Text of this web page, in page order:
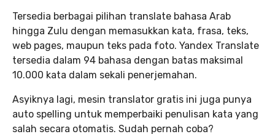
Tersedia berbagai pilihan translate bahasa Arab
hingga Zulu dengan memasukkan kata, frasa, teks,
web pages, maupun teks pada foto. Yandex Translate
tersedia dalam 94 bahasa dengan batas maksimal
10.000 kata dalam sekali penerjemahan.
Asyiknya lagi, mesin translator gratis ini juga punya
auto spelling untuk memperbaiki penulisan kata yang
salah secara otomatis. Sudah pernah coba?